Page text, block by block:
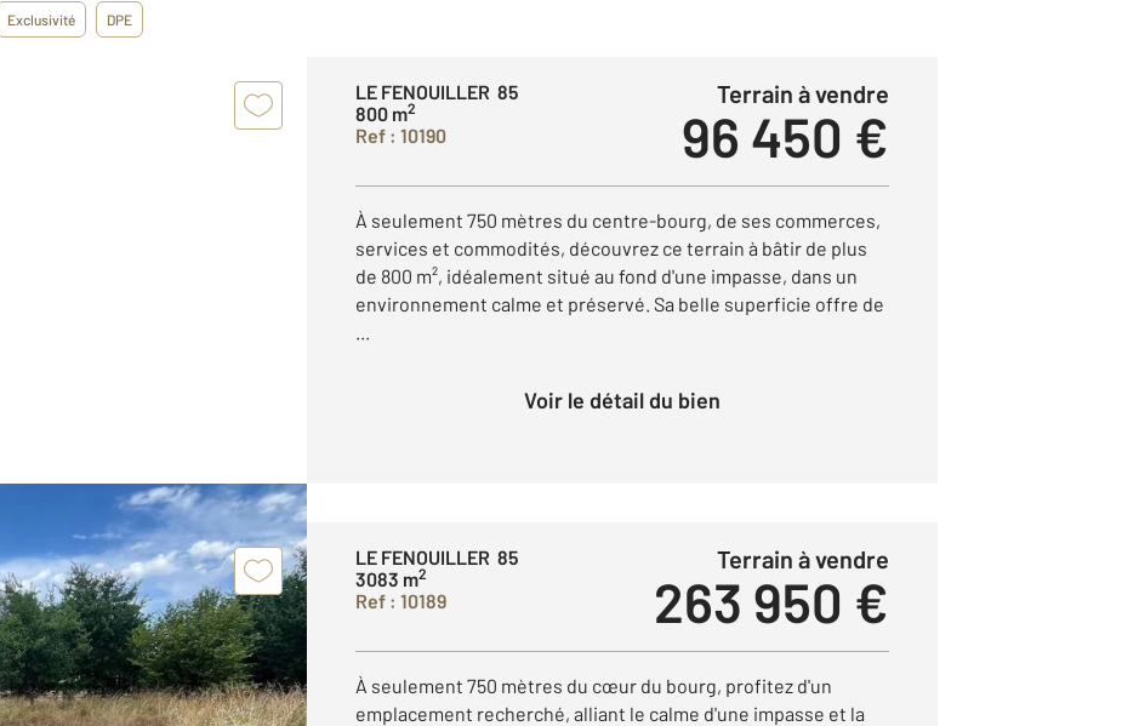
Exclusivité DPE
LE FENOUILLER 85
800 m2
Ref : 10190
Terrain à vendre
96 450 €
À seulement 750 mètres du centre-bourg, de ses commerces,
services et commodités, découvrez ce terrain à bâtir de plus
de 800 m², idéalement situé au fond d'une impasse, dans un
environnement calme et préservé. Sa belle superficie offre de
...
Voir le détail du bien
LE FENOUILLER 85
3083 m2
Ref : 10189
Terrain à vendre
263 950 €
À seulement 750 mètres du cœur du bourg, profitez d'un
emplacement recherché, alliant le calme d'une impasse et la